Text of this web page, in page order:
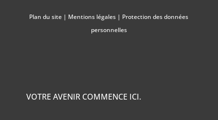
Plan du site | Mentions légales | Protection des données
personnelles
VOTRE AVENIR COMMENCE ICI.